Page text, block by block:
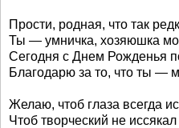
Прости, родная, что так
Ты — умничка, хозяюшка
Сегодня с Днем Рожденья
Благодарю за то, что ты —
Желаю, чтоб глаза всегда
Чтоб творческий не